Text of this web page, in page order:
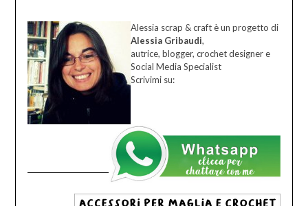
Alessia scrap & craft è un progetto di
Alessia Gribaudi,
autrice, blogger, crochet designer e
Social Media Specialist
Scrivimi su: